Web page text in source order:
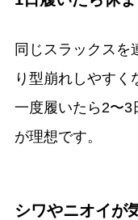
同じスラックスを
り型崩れしやすく
一度履いたら2〜3
が理想です。
シワやニオイが